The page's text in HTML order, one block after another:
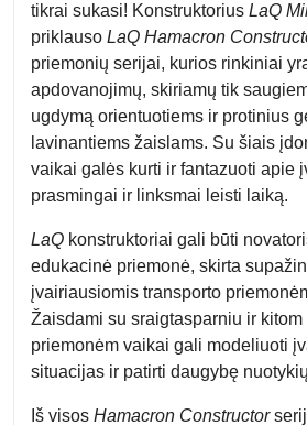
tikrai sukasi! Konstruktorius LaQ
priklauso LaQ Hamacron
priemonių serijai, kurios rinkiniai
apdovanojimų, skiriamų tik
ugdymą orientuotiems ir protinius
lavinantiems žaislams. Su šiais
vaikai galės kurti ir fantazuoti apie
prasmingai ir linksmai leisti laiką.
LaQ konstruktoriai gali būti
edukacinė priemonė, skirta
įvairiausiomis transporto
Žaisdami su sraigtasparniu ir kitom
priemonėm vaikai gali modeliuoti
situacijas ir patirti daugybę
Iš visos Hamacron Constructor